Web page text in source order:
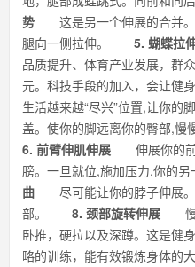
势 这是另一个伸展的合并。
腿向一侧拉伸。 5. 蝴蝶拉
品质提升、体育产业发展，群
元。科技手段的加入，会让健
生活越来越“尽兴”位置,让你的
盖。使你的脚远离你的臀部,
6. 前臂伸肌伸展 伸展你的前
膀。一旦就位,施加压力,你的
曲 尽可能让你的脖子伸展。
部。 8. 颈部旋转伸展 慢
卧推，硬拉以及深蹲。这是健
略的训练，能有效锻炼身体的